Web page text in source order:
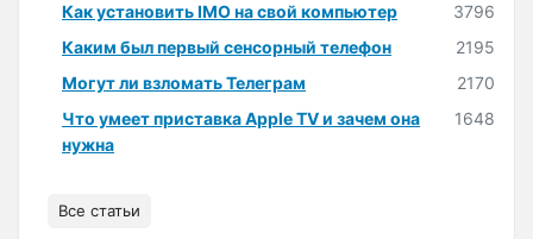
Как установить IMO на свой компьютер
3796
Каким был первый сенсорный телефон
2195
Могут ли взломать Телеграм
2170
Что умеет приставка Apple TV и зачем она
нужна
1648
Все статьи